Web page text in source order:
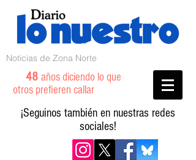
Noticias de Zona Norte
48 años diciendo lo que
otros prefieren callar
¡Seguinos también en nuestras redes
sociales!